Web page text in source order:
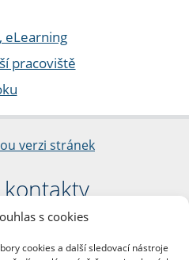
s cookies
cookies a další sledovací nástroje
eLearning
pracoviště
verzi stránek
kontakty
fakulta
Palacha 1/2